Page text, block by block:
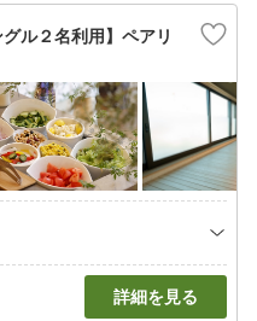
ル２名利用】ペアリ
詳細を見る